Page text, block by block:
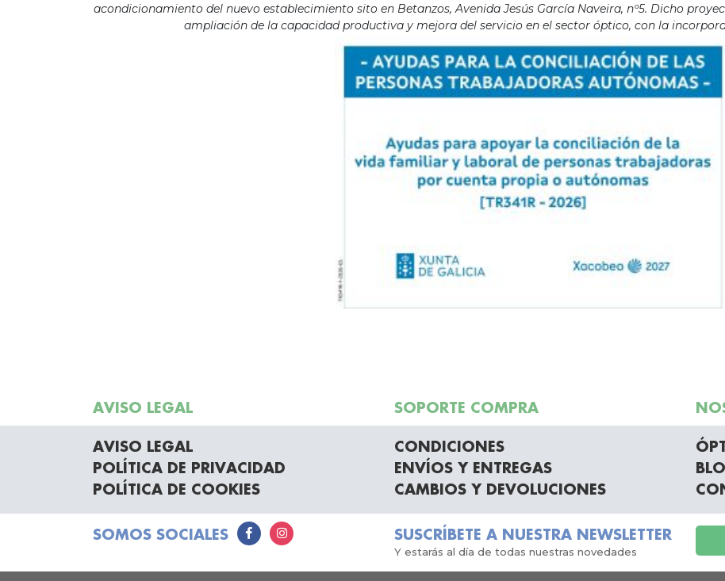
acondicionamiento del nuevo establecimiento sito en Betanzos, Avenida Jesús García Naveira, nº5. Dicho
ampliación de la capacidad productiva y mejora del servicio en el sector óptico, con la
AVISO LEGAL SOPORTE COMPRA
AVISO LEGAL
POLÍTICA DE PRIVACIDAD
POLÍTICA DE COOKIES
CONDICIONES
ENVÍOS Y ENTREGAS
CAMBIOS Y DEVOLUCIONES
SOMOS SOCIALES SUSCRÍBETE A NUESTRA NEWSLETTER
Y estarás al día de todas nuestras novedades